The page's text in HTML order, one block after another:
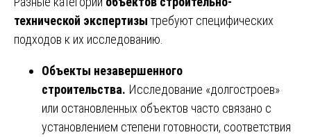
технической экспертизы требуют специфических
подходов к их исследованию.
Объекты незавершенного
строительства. Исследование «долгостроев»
или остановленных объектов часто связано с
установлением степени готовности, соответствия